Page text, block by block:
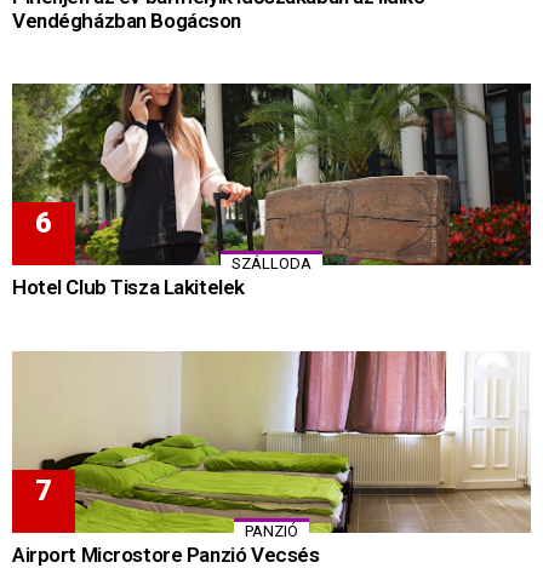
Vendégházban Bogácson
SZÁLLODA
Hotel Club Tisza Lakitelek
PANZIÓ
Airport Microstore Panzió Vecsés